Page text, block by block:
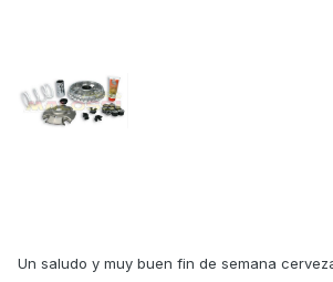
Un saludo y muy buen fin de semana